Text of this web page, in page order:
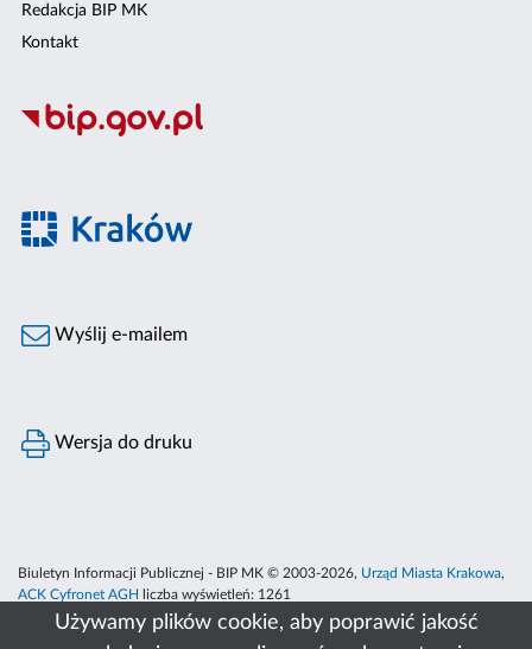
Używamy plików cookie, aby poprawić jakość
Redakcja BIP MK
Kontakt
Wyślij e-mailem
Wersja do druku
Biuletyn Informacji Publicznej - BIP MK © 2003-2026, Urząd Miasta Krakowa,
ACK Cyfronet AGH
liczba wyświetleń: 1261